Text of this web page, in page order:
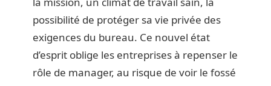
possibilité de protéger sa vie privée des
exigences du bureau. Ce nouvel état
d’esprit oblige les entreprises à repenser le
rôle de manager, au risque de voir le fossé